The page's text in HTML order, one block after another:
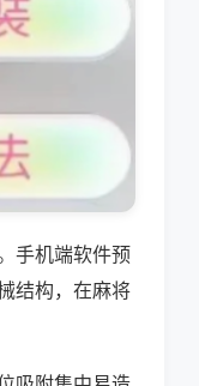
手机端软件预
结构，在麻将